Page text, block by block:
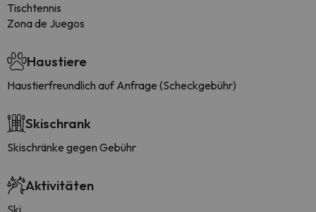
Tischtennis
Zona de Juegos
Haustiere
Haustierfreundlich auf Anfrage (Scheckgebühr)
Skischrank
Skischränke gegen Gebühr
Aktivitäten
Ski